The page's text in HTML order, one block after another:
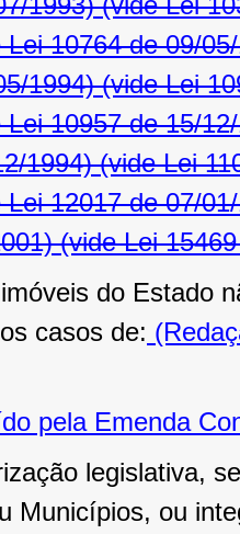
10764 de 09/
1994)(vide Lei
10957 de 15/
1994)(vide Lei
12017 de 07/
(vide Lei
do Estado
casos de:
pela Emenda
legislativa,
Municípios, ou